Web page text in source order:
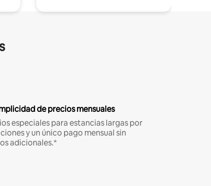
de precios mensuales
especiales para estancias largas por
y un único pago mensual sin
adicionales.*